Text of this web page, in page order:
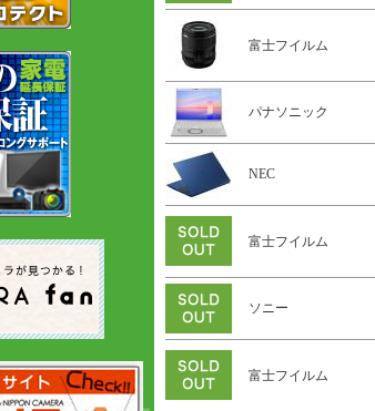
富士フイルム
パナソニック
NEC
富士フイルム
ソニー
富士フイルム